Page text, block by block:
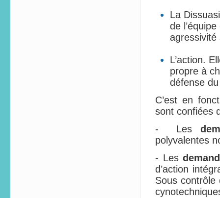
La
de
agressivité
L’action.
propre à
défense
C’est en
sont confiées
- Les
polyvalentes
- Les
d’action
Sous contrôle